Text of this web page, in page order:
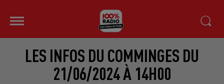
LES INFOS DU COMMINGES DU
21/06/2024 À 14H00